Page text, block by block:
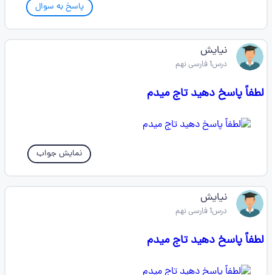
پاسخ به سوال
نیایش
درس1 فارسی نهم
لطفاً پاسخ دهید تاج میدم
نمایش جواب
نیایش
درس1 فارسی نهم
لطفاً پاسخ دهید تاج میدم